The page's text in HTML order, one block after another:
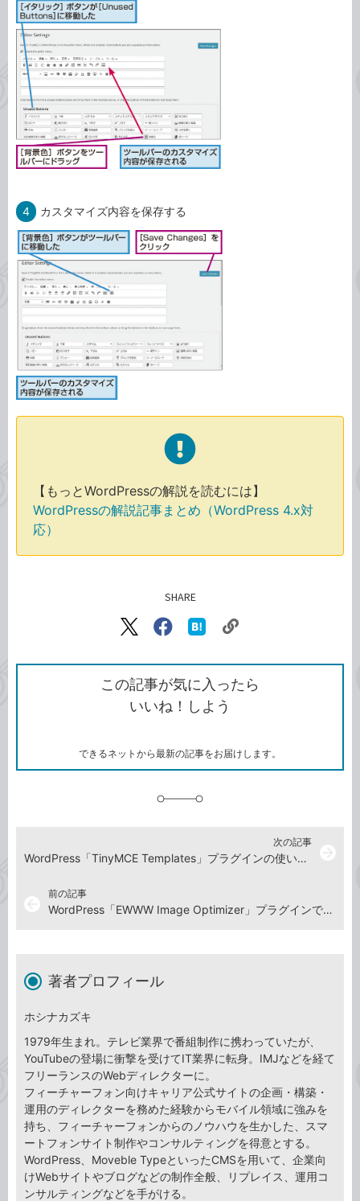
4 カスタマイズ内容を保存する
【もっとWordPressの解説を読むには】
WordPressの解説記事まとめ（WordPress 4.x対
応）
SHARE
X（旧
で
シ
ェ
ア
Facebook
シ
ェ
ア
な
ブ
ッ
ク
ク
ク
を
コ
この記事が気に入ったら
いいね！しよう
できるネットから最新の記事をお届けします。
前の記事
WordPress「EWWW Image Optimizer」プラグインで画像ファイルを軽量化する
次の記事
WordPress「TinyMCE Templates」プラグインの使い方：定形記事のテンプレートを作る
著者プロフィール
ホシナカズキ
1979年生まれ。テレビ業界で番組制作に携わっていたが、
YouTubeの登場に衝撃を受けてIT業界に転身。IMJなどを経て
フリーランスのWebディレクターに。
フィーチャーフォン向けキャリア公式サイトの企画・構築・
運用のディレクターを務めた経験からモバイル領域に強みを
持ち、フィーチャーフォンからのノウハウを生かした、スマ
ートフォンサイト制作やコンサルティングを得意とする。
WordPress、Moveble TypeといったCMSを用いて、企業向
けWebサイトやブログなどの制作全般、リプレイス、運用コ
ンサルティングなどを手がける。